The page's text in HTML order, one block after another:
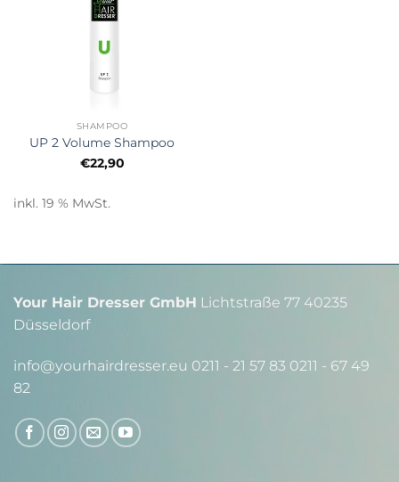
SHAMPOO
UP 2 Volume Shampoo
€22,90
inkl. 19 % MwSt.
Your Hair Dresser GmbH Lichtstraße 77 40235
Düsseldorf
info@yourhairdresser.eu 0211 - 21 57 83 0211 - 67 49
82